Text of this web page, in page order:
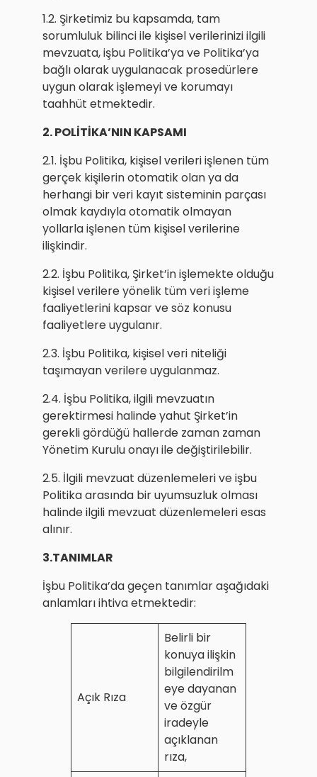
1.2. Şirketimiz bu kapsamda, tam
sorumluluk bilinci ile kişisel verilerinizi ilgili
mevzuata, işbu Politika’ya ve Politika’ya
bağlı olarak uygulanacak prosedürlere
uygun olarak işlemeyi ve korumayı
taahhüt etmektedir.
2. POLİTİKA’NIN KAPSAMI
2.1. İşbu Politika, kişisel verileri işlenen tüm
gerçek kişilerin otomatik olan ya da
herhangi bir veri kayıt sisteminin parçası
olmak kaydıyla otomatik olmayan
yollarla işlenen tüm kişisel verilerine
ilişkindir.
2.2. İşbu Politika, Şirket’in işlemekte olduğu
kişisel verilere yönelik tüm veri işleme
faaliyetlerini kapsar ve söz konusu
faaliyetlere uygulanır.
2.3. İşbu Politika, kişisel veri niteliği
taşımayan verilere uygulanmaz.
2.4. İşbu Politika, ilgili mevzuatın
gerektirmesi halinde yahut Şirket’in
gerekli gördüğü hallerde zaman zaman
Yönetim Kurulu onayı ile değiştirilebilir.
2.5. İlgili mevzuat düzenlemeleri ve işbu
Politika arasında bir uyumsuzluk olması
halinde ilgili mevzuat düzenlemeleri esas
alınır.
3.TANIMLAR
İşbu Politika’da geçen tanımlar aşağıdaki
anlamları ihtiva etmektedir:
Açık Rıza
Belirli bir
konuya ilişkin
bilgilendirilm
eye dayanan
ve özgür
iradeyle
açıklanan
rıza,